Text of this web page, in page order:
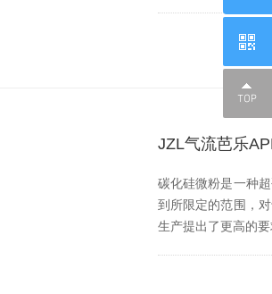
JZL气流芭乐
碳化硅微粉是一种超
到所限定的范围
生产提出了更高的要